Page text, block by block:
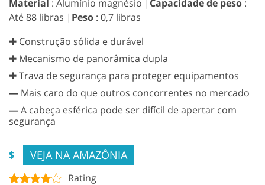
Material : Alumínio magnésio | Capacidade de peso :
Até 88 libras | Peso : 0,7 libras
✚ Construção sólida e durável
✚ Mecanismo de panorâmica dupla
✚ Trava de segurança para proteger equipamentos
— Mais caro do que outros concorrentes no mercado
—A cabeça esférica pode ser difícil de apertar com
segurança
$ VEJA NA AMAZÔNIA
Rating